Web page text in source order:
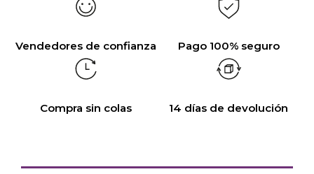
Vendedores de confianza Pago 100% seguro
Compra sin colas 14 días de devolución